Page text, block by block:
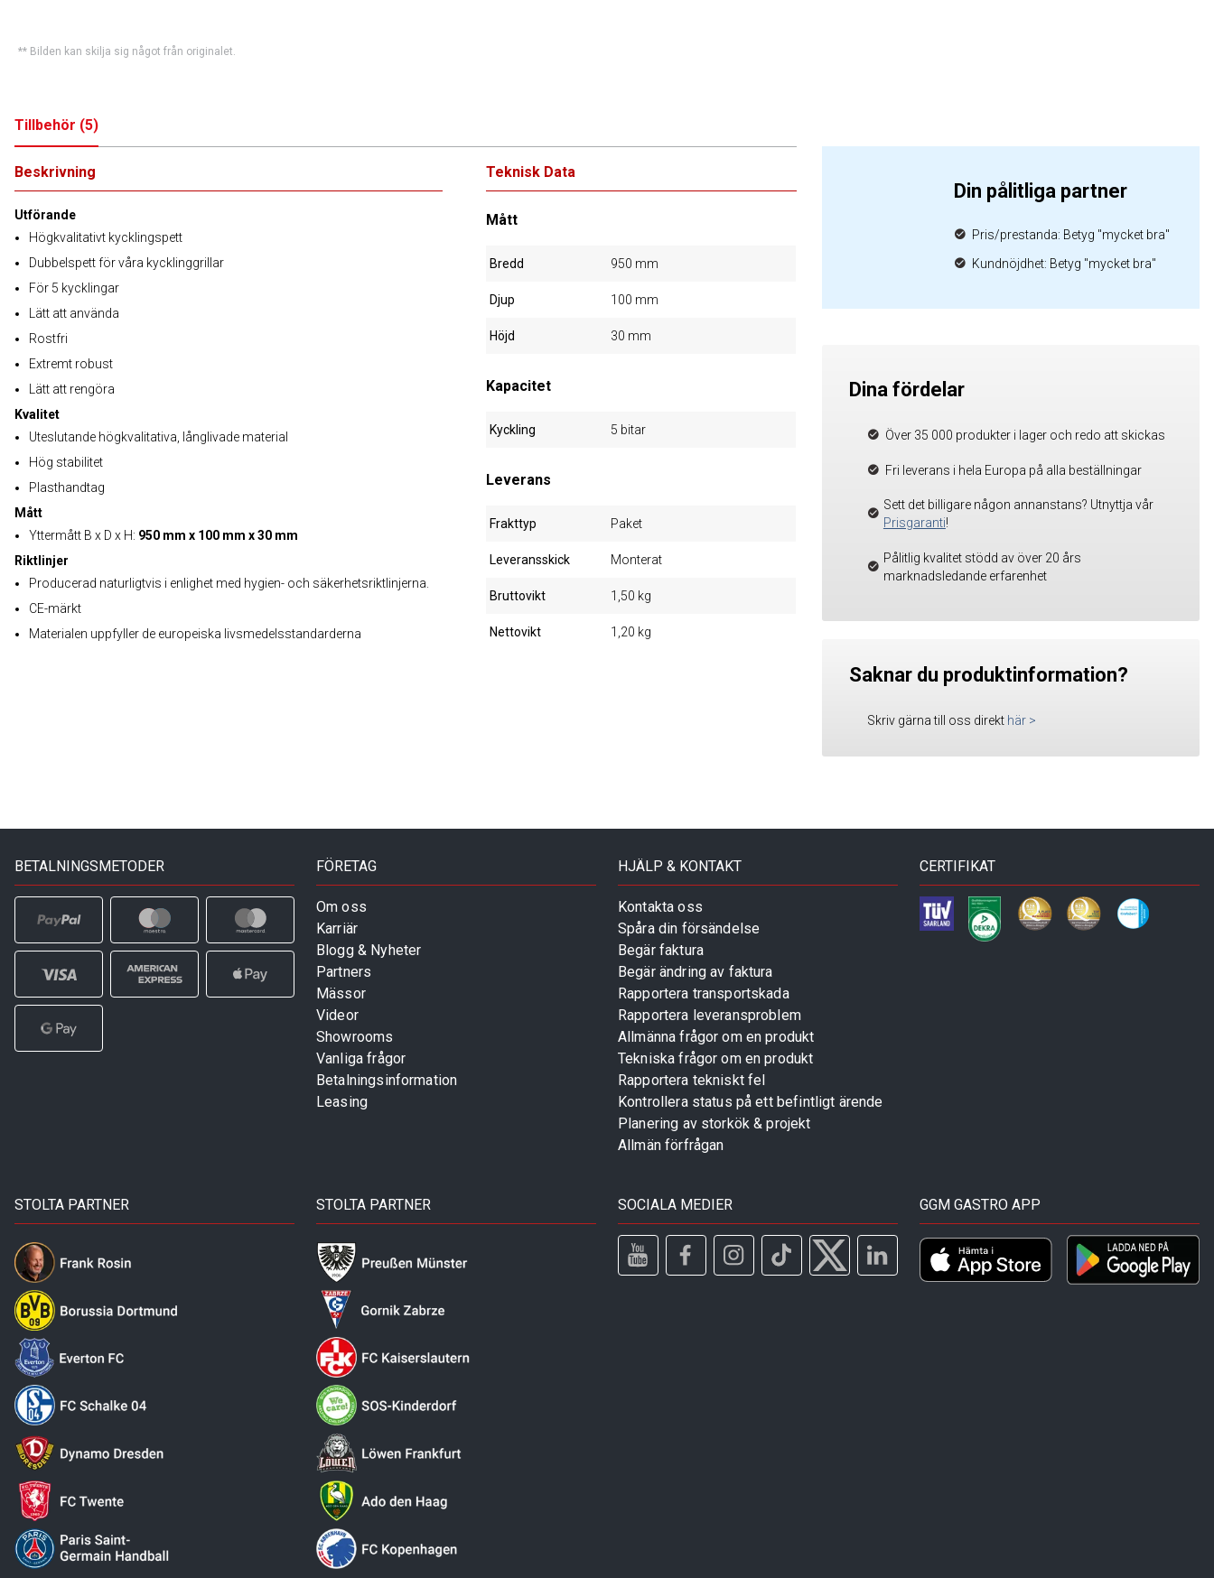
** Bilden kan skilja sig något från originalet.
Tillbehör (5)
Beskrivning
Utförande
Högkvalitativt kycklingspett
Dubbelspett för våra kycklinggrillar
För 5 kycklingar
Lätt att använda
Rostfri
Extremt robust
Lätt att rengöra
Kvalitet
Uteslutande högkvalitativa, långlivade material
Hög stabilitet
Plasthandtag
Mått
Yttermått B x D x H: 950 mm x 100 mm x 30 mm
Riktlinjer
Producerad naturligtvis i enlighet med hygien- och säkerhetsriktlinjerna.
CE-märkt
Materialen uppfyller de europeiska livsmedelsstandarderna
Teknisk Data
Mått
Bredd 950 mm
Djup 100 mm
Höjd 30 mm
Kapacitet
Kyckling 5 bitar
Leverans
Frakttyp Paket
Leveransskick Monterat
Bruttovikt 1,50 kg
Nettovikt 1,20 kg
Din pålitliga partner
Pris/prestanda: Betyg "mycket bra"
Kundnöjdhet: Betyg "mycket bra"
Dina fördelar
Över 35 000 produkter i lager och redo att skickas
Fri leverans i hela Europa på alla beställningar
Sett det billigare någon annanstans? Utnyttja vår
Prisgaranti!
Pålitlig kvalitet stödd av över 20 års
marknadsledande erfarenhet
Saknar du produktinformation?
Skriv gärna till oss direkt här >
BETALNINGSMETODER FÖRETAG
Om oss
Karriär
Blogg & Nyheter
Partners
Mässor
Videor
Showrooms
Vanliga frågor
Betalningsinformation
Leasing
HJÄLP & KONTAKT
Kontakta oss
Spåra din försändelse
Begär faktura
Begär ändring av faktura
Rapportera transportskada
Rapportera leveransproblem
Allmänna frågor om en produkt
Tekniska frågor om en produkt
Rapportera tekniskt fel
Kontrollera status på ett befintligt ärende
Planering av storkök & projekt
Allmän förfrågan
CERTIFIKAT
STOLTA PARTNER STOLTA PARTNER SOCIALA MEDIER GGM GASTRO APP